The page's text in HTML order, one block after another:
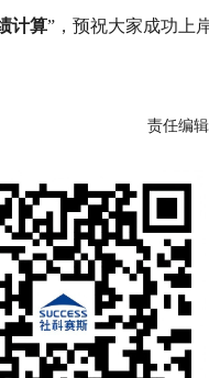
计算”，预祝大家成功上
责任编